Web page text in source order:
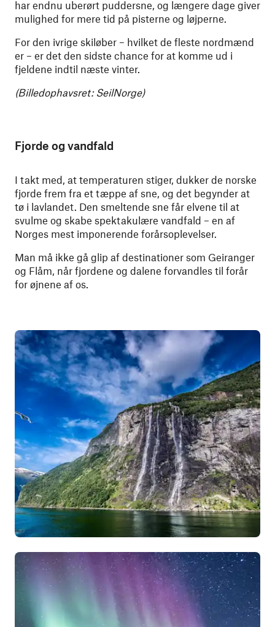
har endnu uberørt puddersne, og længere dage giver
mulighed for mere tid på pisterne og løjperne.
For den ivrige skiløber – hvilket de fleste nordmænd
er – er det den sidste chance for at komme ud i
fjeldene indtil næste vinter.
(Billedophavsret: SeilNorge)
Fjorde og vandfald
I takt med, at temperaturen stiger, dukker de norske
fjorde frem fra et tæppe af sne, og det begynder at
tø i lavlandet. Den smeltende sne får elvene til at
svulme og skabe spektakulære vandfald – en af
Norges mest imponerende forårsoplevelser.
Man må ikke gå glip af destinationer som Geiranger
og Flåm, når fjordene og dalene forvandles til forår
for øjnene af os.